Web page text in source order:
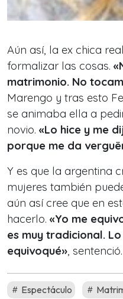
Aún así, la ex chica
formalizar las cosas.
matrimonio. No
Marengo y tras esto
se animaba ella a
novio. «Lo hice y me
porque me da
Y es que la argentina
mujeres también
aún así cree que en
hacerlo. «Yo me
es muy tradicional.
equivoqué», sentenció.
Espectáculo